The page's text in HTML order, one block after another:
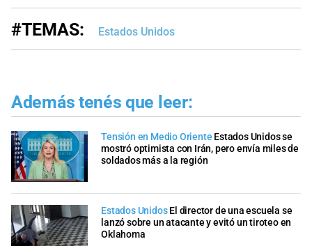
#TEMAS: Estados Unidos
Además tenés que leer:
Tensión en Medio Oriente Estados Unidos se
mostró optimista con Irán, pero envía miles de
soldados más a la región
Estados Unidos El director de una escuela se
lanzó sobre un atacante y evitó un tiroteo en
Oklahoma